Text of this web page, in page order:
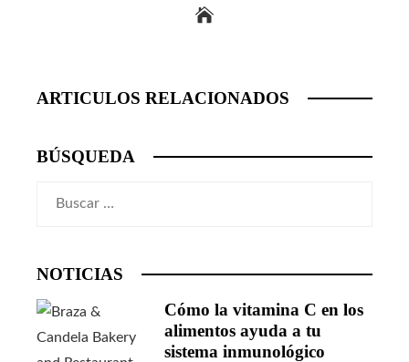
ARTICULOS RELACIONADOS
BÚSQUEDA
NOTICIAS
Cómo la vitamina C en los
alimentos ayuda a tu
sistema inmunológico